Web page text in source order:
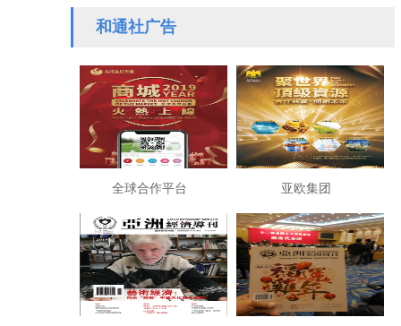
量子计算量子测量医用场
景 资安全审查制度与机制的
提案
和通社广告
全球合作平台 亚欧集团